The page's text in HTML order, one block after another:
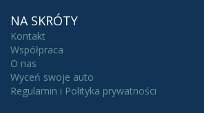
NA SKRÓTY
Kontakt
Współpraca
O nas
Wyceń swoje auto
Regulamin i Polityka prywatności